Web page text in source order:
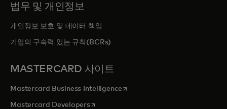
법무 및 개인정보
개인정보 보호 및 데이터 책임
기업의 구속력 있는 규칙(BCRs)
MASTERCARD 사이트
Mastercard Business Intelligence새 탭에서 열림
Mastercard Developers새 탭에서 열림